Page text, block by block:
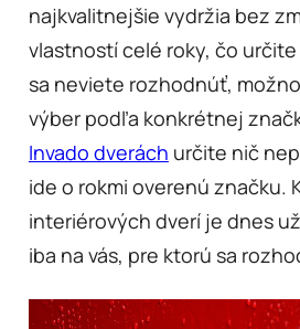
najkvalitnejšie vydržia bez
vlastností celé roky, čo
sa neviete rozhodnúť,
výber podľa konkrétnej
Invado dverách určite nič
ide o rokmi overenú značku.
interiérových dverí je dnes
iba na vás, pre ktorú sa